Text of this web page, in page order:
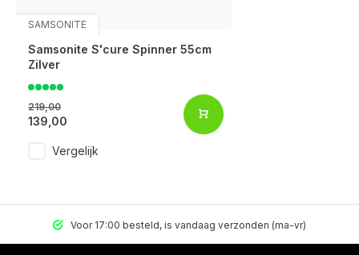
SAMSONITE
Samsonite S'cure Spinner 55cm
Zilver
219,00
139,00
Vergelijk
Voor 17:00 besteld, is vandaag verzonden (ma-vr)